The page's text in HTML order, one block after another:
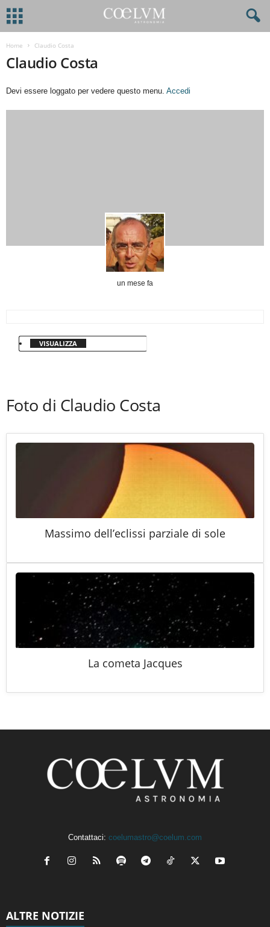
Home Claudio Costa
Claudio Costa
Devi essere loggato per vedere questo menu. Accedi
un mese fa
VISUALIZZA
Foto di Claudio Costa
Massimo dell’eclissi parziale di sole
La cometa Jacques
Contattaci: coelumastro@coelum.com
ALTRE NOTIZIE